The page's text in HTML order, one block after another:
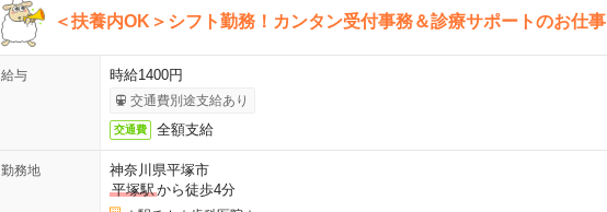
＜扶養内OK＞シフト勤務！カンタン受付事務＆診療サポートのお仕事
給与 時給1400円
交通費別途支給あり
交通費 全額支給
勤務地
神奈川県平塚市
平塚駅から徒歩4分